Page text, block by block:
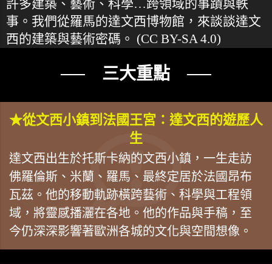
許多建築、藝術、科學…跨領域的事蹟與軼
事。我們從羅馬的達文西博物館，來談談達文
西的建築與藝術密碼。 (CC BY-SA 4.0)
── 三大重點 ──
★從文西小鎮到法國王宮：達文西的遊歷人
生
達文西出生於托斯卡納的文西小鎮，一生走訪
佛羅倫斯、米蘭、羅馬、最終定居於法國昂布
瓦茲。他的移動軌跡橫跨藝術、科學與工程領
域，將靈感播灑在各地。他的作品與手稿，至
今仍深深影響著歐洲各城的文化與空間想像。